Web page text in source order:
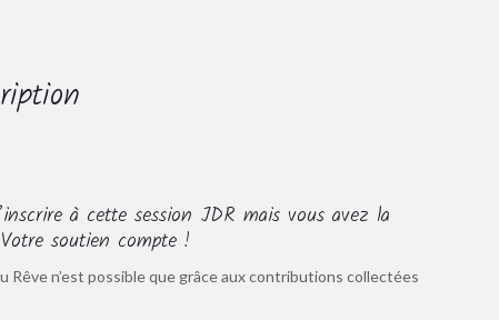
à cette session JDR mais vous avez la
soutien compte !
Rêve n’est possible que grâce aux contributions collectées